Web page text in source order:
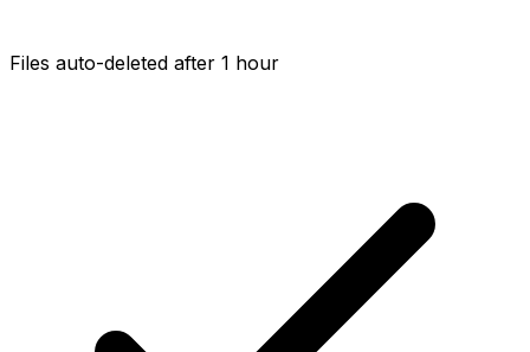
Files auto-deleted after 1 hour